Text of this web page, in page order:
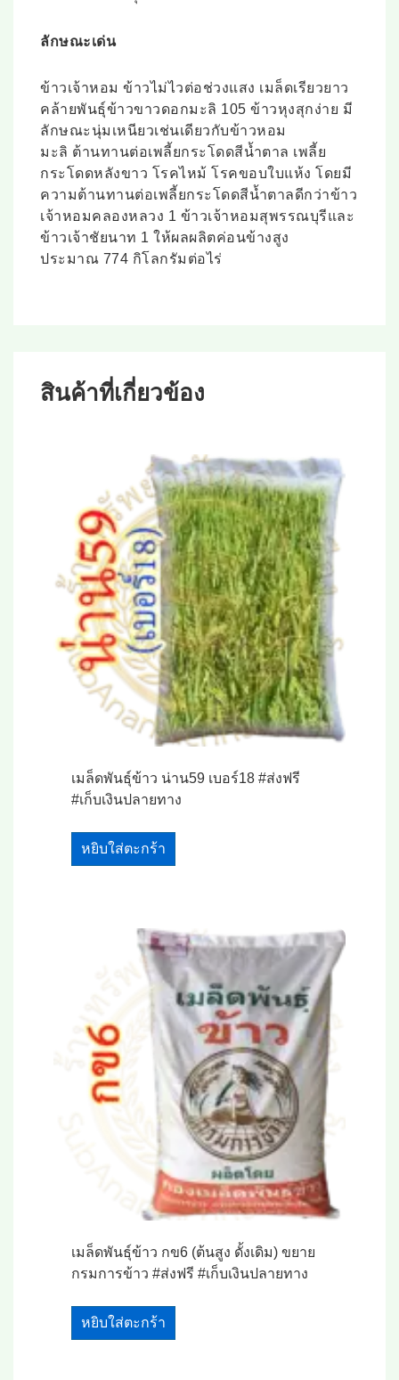
ลักษณะเด่น
ข้าวเจ้าหอม ข้าวไม่ไวต่อช่วงแสง เมล็ดเรียวยาว
คล้ายพันธุ์ข้าวขาวดอกมะลิ 105 ข้าวหุงสุกง่าย มี
ลักษณะนุ่มเหนียวเช่นเดียวกับข้าวหอม
มะลิ ต้านทานต่อเพลี้ยกระโดดสีน้ำตาล เพลี้ย
กระโดดหลังขาว โรคไหม้ โรคขอบใบแห้ง โดยมี
ความต้านทานต่อเพลี้ยกระโดดสีน้ำตาลดีกว่าข้าว
เจ้าหอมคลองหลวง 1 ข้าวเจ้าหอมสุพรรณบุรีและ
ข้าวเจ้าชัยนาท 1 ให้ผลผลิตค่อนข้างสูง
ประมาณ 774 กิโลกรัมต่อไร่
สินค้าที่เกี่ยวข้อง
เมล็ดพันธุ์ข้าว น่าน59 เบอร์18 #ส่งฟรี
#เก็บเงินปลายทาง
หยิบใส่ตะกร้า
เมล็ดพันธุ์ข้าว กข6 (ต้นสูง ดั้งเดิม) ขยาย
กรมการข้าว #ส่งฟรี #เก็บเงินปลายทาง
หยิบใส่ตะกร้า